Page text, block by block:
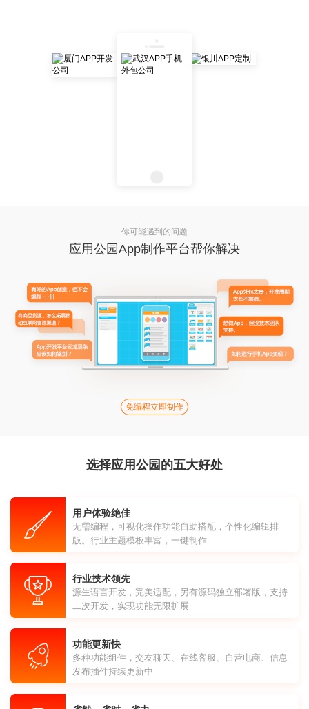
你可能遇到的问题
应用公园App制作平台帮你解决
免编程立即制作
选择应用公园的五大好处
用户体验绝佳
无需编程，可视化操作功能自助搭配，个性化编辑排
版。行业主题模板丰富，一键制作
行业技术领先
源生语言开发，完美适配，另有源码独立部署版，支持
二次开发，实现功能无限扩展
功能更新快
多种功能组件，交友聊天、在线客服、自营电商、信息
发布插件持续更新中